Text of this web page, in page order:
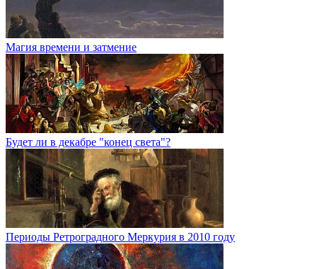
Магия времени и затмение
Будет ли в декабре "конец света"?
Периоды Ретроградного Меркурия в 2010 году